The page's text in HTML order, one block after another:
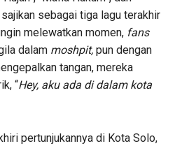
sebagai tiga lagu terakhir
melewatkan momen, fans
dalam moshpit, pun dengan
tangan, mereka
“Hey, aku ada di dalam kota
pertunjukannya di Kota Solo,